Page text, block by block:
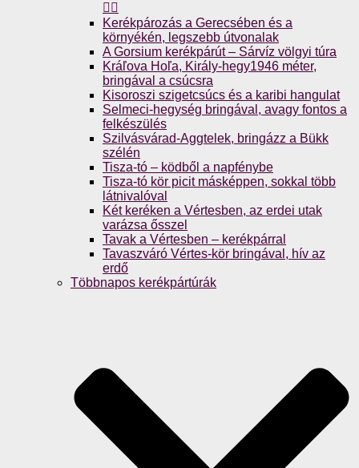
🚴‍♀️
Kerékpározás a Gerecsében és a
környékén, legszebb útvonalak
A Gorsium kerékpárút – Sárvíz völgyi túra
Kráľova Hoľa, Király-hegy1946 méter,
bringával a csúcsra
Kisoroszi szigetcsúcs és a karibi hangulat
Selmeci-hegység bringával, avagy fontos a
felkészülés
Szilvásvárad-Aggtelek, bringázz a Bükk
szélén
Tisza-tó – ködből a napfénybe
Tisza-tó kör picit másképpen, sokkal több
látnivalóval
Két keréken a Vértesben, az erdei utak
varázsa ősszel
Tavak a Vértesben – kerékpárral
Tavaszváró Vértes-kör bringával, hív az
erdő
Többnapos kerékpártúrák